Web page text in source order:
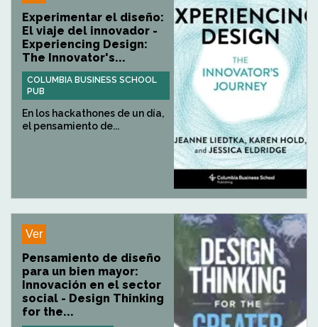
Experimentar el diseño:
El viaje del innovador -
Experiencing Design:
The Innovator's...
COLUMBIA BUSINESS SCHOOL
PUB
En los hackathones de un día,
el pensamiento de...
Ver
Pensamiento de diseño
para un bien mayor:
Innovación en el sector
social - Design Thinking
for the...